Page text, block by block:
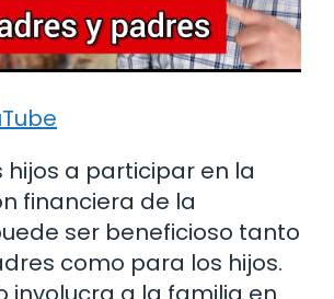
hijos a participar en la
financiera de la
ser beneficioso tanto
como para los hijos.